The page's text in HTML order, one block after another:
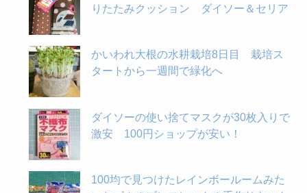
りたたみクッション ダイソー＆セリア
かいわれ大根の水耕栽培8日目 栽培ス
タートから一週間で緑化へ
ダイソーの使い捨てマスクが30枚入りで
激安 100円ショップが安い！
100均で見つけたレインボールームみた